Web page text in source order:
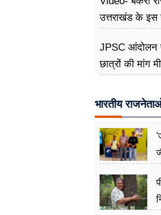
उत्तराखंड के इस
JPSC आंदोलन
छात्रों की मांग
भारतीय